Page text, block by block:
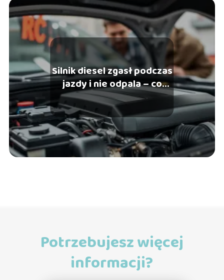
Silnik diesel zgasł podczas
jazdy i nie odpala – co
robić?
Potrzebujesz więcej
informacji?